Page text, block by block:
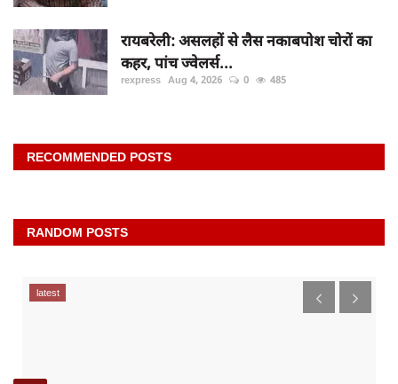
रायबरेली: असलहों से लैस नकाबपोश चोरों का
कहर, पांच ज्वेलर्स...
rexpress Aug 4, 2026 0 485
RECOMMENDED POSTS
RANDOM POSTS
latest